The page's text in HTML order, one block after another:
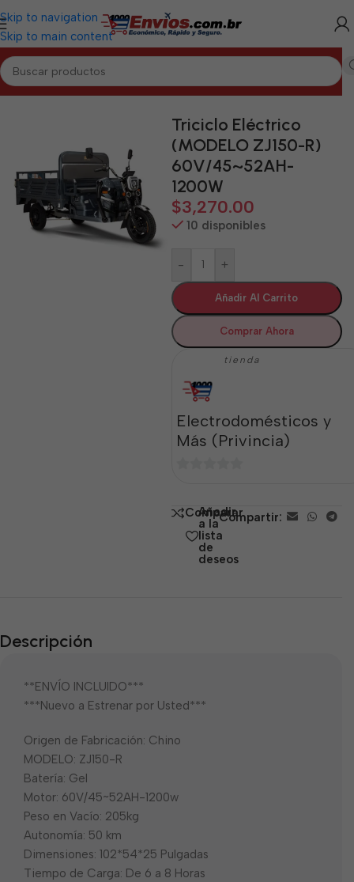
Skip to navigation
Skip to main content
Inicio/HOLGUÍN/Motos y Bicicletas Eléctricas Holguín
Triciclo Eléctrico
(MODELO ZJ150-R)
60V/45~52AH-
1200W
$3,270.00
10 disponibles
- +
Añadir Al Carrito
Comprar Ahora
tienda
Electrodomésticos y
Más (Privincia)
5 Comparar
Añadir
a la
lista
de
deseos
Compartir:
Descripción
**ENVÍO INCLUIDO***
***Nuevo a Estrenar por Usted***
Origen de Fabricación: Chino
MODELO: ZJ150-R
Batería: Gel
Motor: 60V/45~52AH-1200w
Peso en Vacío: 205kg
Autonomía: 50 km
Dimensiones: 102*54*25 Pulgadas
Tiempo de Carga: De 6 a 8 Horas